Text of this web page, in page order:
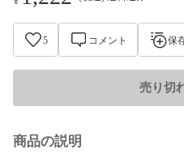
5 コメント 保
売り切
商品の説明